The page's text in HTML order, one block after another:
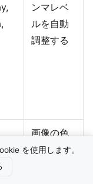
ンマレベ
ルを自動
調整する
画像の色
レベルを
を使用します。